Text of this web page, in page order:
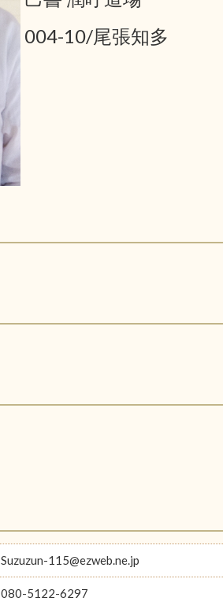
004-10/尾張知多
Suzuzun-115@ezweb.ne.jp
080-5122-6297